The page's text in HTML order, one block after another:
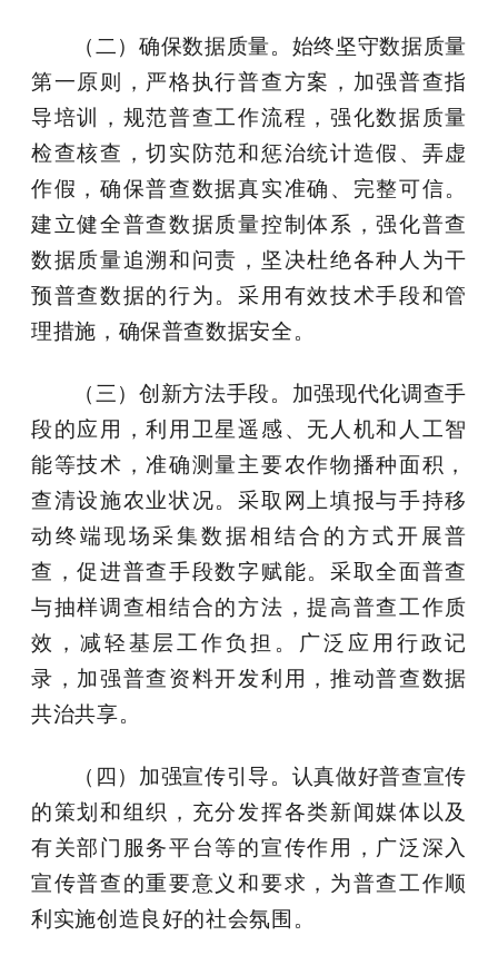
（二）确保数据质量。 始终坚守数据质量
第一原则，严格执行普查方案，加强普查指
导培训，规范普查工作流程，强化数据质量
检查核查，切实防范和惩治统计造假、弄虚
作假，确保普查数据真实准确、完整可信。
建立健全普查数据质量控制体系，强化普查
数据质量追溯和问责，坚决杜绝各种人为干
预普查数据的行为。采用有效技术手段和管
理措施，确保普查数据安全。
（三）创新方法手段。 加强现代化调查手
段的应用，利用卫星遥感、无人机和人工智
能等技术，准确测量主要农作物播种面积，
查清设施农业状况。采取网上填报与手持移
动终端现场采集数据相结合的方式开展普
查，促进普查手段数字赋能。采取全面普查
与抽样调查相结合的方法，提高普查工作质
效，减轻基层工作负担。广泛应用行政记
录，加强普查资料开发利用，推动普查数据
共治共享。
（四）加强宣传引导。 认真做好普查宣传
的策划和组织，充分发挥各类新闻媒体以及
有关部门服务平台等的宣传作用，广泛深入
宣传普查的重要意义和要求，为普查工作顺
利实施创造良好的社会氛围。